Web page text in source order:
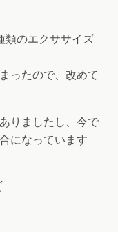
類のエクササイズ
ったので、改めて
りましたし、今で
になっています